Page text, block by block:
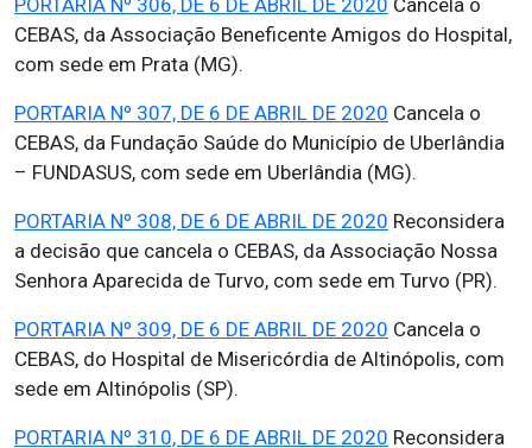
PORTARIA Nº 306, DE 6 DE ABRIL DE 2020 Cancela o
CEBAS, da Associação Beneficente Amigos do Hospital,
com sede em Prata (MG).
PORTARIA Nº 307, DE 6 DE ABRIL DE 2020 Cancela o
CEBAS, da Fundação Saúde do Município de Uberlândia
– FUNDASUS, com sede em Uberlândia (MG).
PORTARIA Nº 308, DE 6 DE ABRIL DE 2020 Reconsidera
a decisão que cancela o CEBAS, da Associação Nossa
Senhora Aparecida de Turvo, com sede em Turvo (PR).
PORTARIA Nº 309, DE 6 DE ABRIL DE 2020 Cancela o
CEBAS, do Hospital de Misericórdia de Altinópolis, com
sede em Altinópolis (SP).
PORTARIA Nº 310, DE 6 DE ABRIL DE 2020 Reconsidera